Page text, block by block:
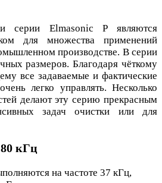
серии Elmasonic P являются
для множества применений
производстве. В серии
размеров. Благодаря чёткому
все задаваемые и фактические
легко управлять. Несколько
делают эту серию прекрасным
задач очистки или для
кГц
на частоте 37 кГц,